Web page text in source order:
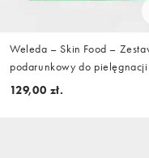
Weleda – Skin Food –
podarunkowy do pielęgnacji
ciała, płacisz mniej o 22%
129,00 zł.